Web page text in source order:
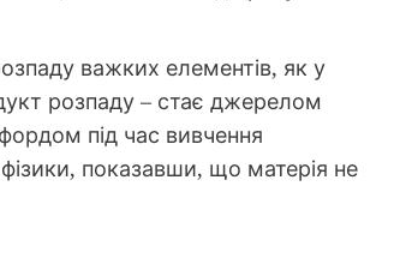
важких елементів, як у
розпаду – стає джерелом
під час вивчення
показавши, що матерія не